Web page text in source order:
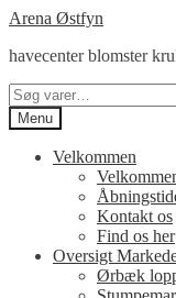
Spring
navigation
Spring
indhold
Arena Østfyn
havecenter blomster
Søg
efter:
Menu
Velkommen
Kontakt os
Find os her
Oversigt
Ørbæk